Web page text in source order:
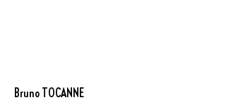
Bruno TOCANNE